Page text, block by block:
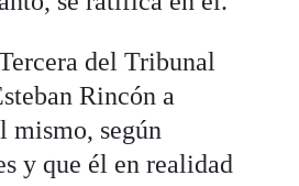
del Tribunal
Rincón a
mismo, según
y que él en realidad